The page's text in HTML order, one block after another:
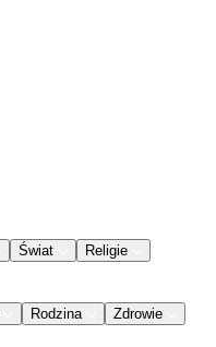
Świat
Religie
Rodzina
Zdrowie